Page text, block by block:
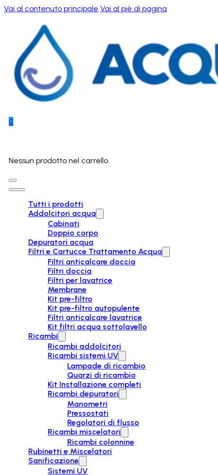
Vai al contenuto principale Vai al piè di pagina
0
Nessun prodotto nel carrello.
Tutti i prodotti
Addolcitori acqua
Cabinati
Doppio corpo
Depuratori acqua
Filtri e Cartucce Trattamento Acqua
Filtri anticalcare doccia
Filtri doccia
Filtri per lavatrice
Membrane
Kit pre-filtro
Kit pre-filtro autopulente
Filtri anticalcare lavatrice
Kit filtri acqua sottolavello
Ricambi
Ricambi addolcitori
Ricambi sistemi UV
Lampade di ricambio
Quarzi di ricambio
Kit Installazione completi
Ricambi depuratori
Manometri
Pressostati
Regolatori di flusso
Ricambi miscelatori
Ricambi colonnine
Rubinetti e Miscelatori
Sanificazione
Sistemi UV